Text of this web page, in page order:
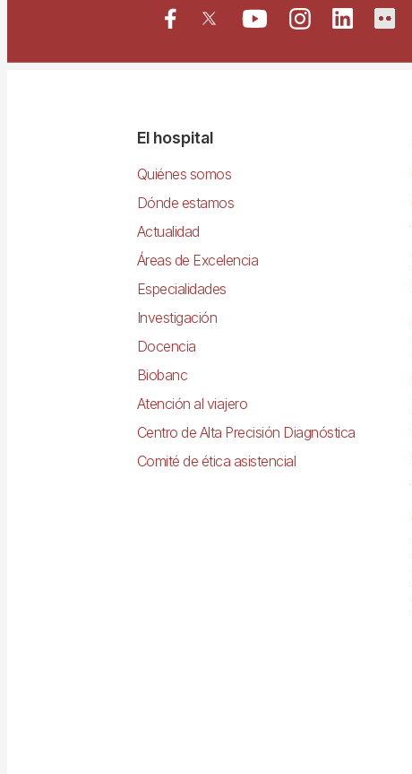
NavegacióEl hospital
Quiénes somos
Dónde estamos
Actualidad
Áreas de Excelencia
Especialidades
Investigación
Docencia
Biobanc
Atención al viajero
Centro de Alta Precisión Diagnóstica
Comité de ética asistencial